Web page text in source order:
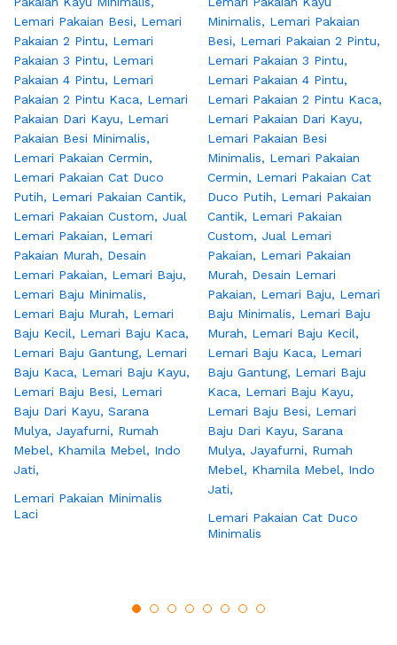
Lemari Pakaian Minimalis
Laci
Lemari Pakaian Cat Duco
Minimalis